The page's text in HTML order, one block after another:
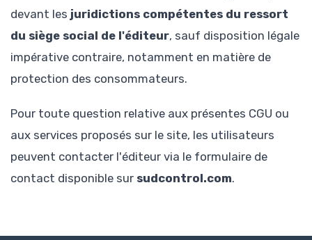
devant les juridictions compétentes du ressort
du siège social de l'éditeur, sauf disposition légale
impérative contraire, notamment en matière de
protection des consommateurs.
Pour toute question relative aux présentes CGU ou
aux services proposés sur le site, les utilisateurs
peuvent contacter l'éditeur via le formulaire de
contact disponible sur sudcontrol.com.